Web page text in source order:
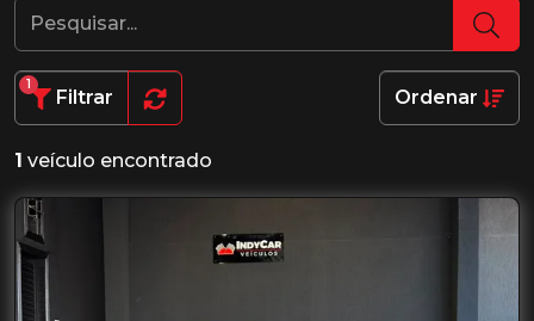
Filtrar
1
Ordenar
1 veículo encontrado